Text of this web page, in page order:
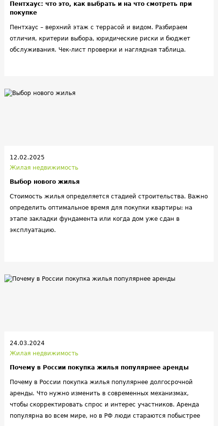
Пентхаус: что это, как выбрать и на что смотреть при
покупке
Пентхаус – верхний этаж с террасой и видом. Разбираем
отличия, критерии выбора, юридические риски и бюджет
обслуживания. Чек‑лист проверки и наглядная таблица.
12.02.2025
Жилая недвижимость
Выбор нового жилья
Стоимость жилья определяется стадией строительства. Важно
определить оптимальное время для покупки квартиры: на
этапе закладки фундамента или когда дом уже сдан в
эксплуатацию.
24.03.2024
Жилая недвижимость
Почему в России покупка жилья популярнее аренды
Почему в России покупка жилья популярнее долгосрочной
аренды. Что нужно изменить в современных механизмах,
чтобы скорректировать спрос и интерес участников. Аренда
популярна во всем мире, но в РФ люди стараются побыстрее